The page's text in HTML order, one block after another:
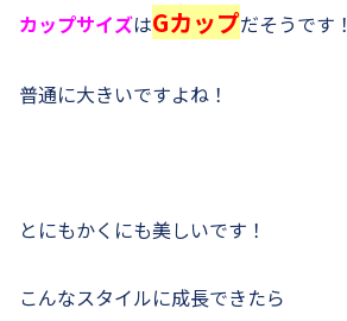
カップサイズはGカップだそうです！
普通に大きいですよね！
とにもかくにも美しいです！
こんなスタイルに成長できたら